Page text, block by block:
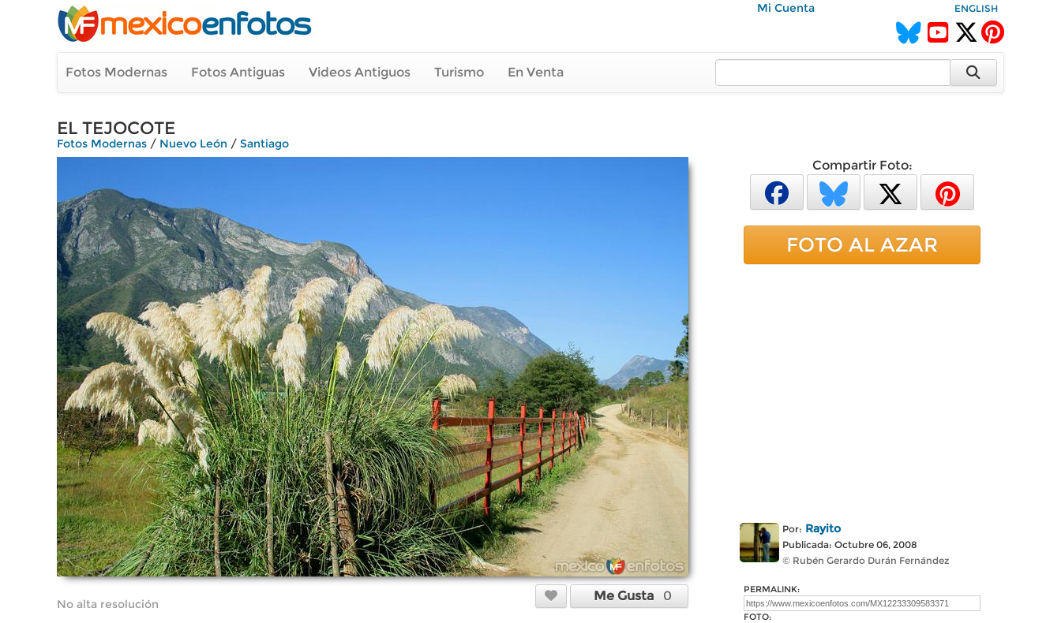
Mi Cuenta ENGLISH
Fotos Modernas Fotos Antiguas Videos Antiguos Turismo En Venta
EL TEJOCOTE
Fotos Modernas / Nuevo León / Santiago
No alta resolución
Me Gusta 0
Compartir Foto:
FOTO AL AZAR
Por: Rayito
Publicada: Octubre 06, 2008
© Rubén Gerardo Durán Fernández
PERMALINK:
FOTO: